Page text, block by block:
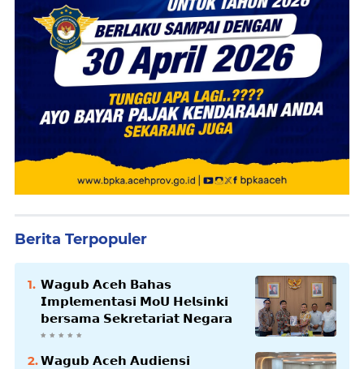
Berita Terpopuler
𝗪𝗮𝗴𝘂𝗯 𝗔𝗰𝗲𝗵 𝗕𝗮𝗵𝗮𝘀
𝗜𝗺𝗽𝗹𝗲𝗺𝗲𝗻𝘁𝗮𝘀𝗶 𝗠𝗼𝗨 𝗛𝗲𝗹𝘀𝗶𝗻𝗸𝗶
𝗯𝗲𝗿𝘀𝗮𝗺𝗮 𝗦𝗲𝗸𝗿𝗲𝘁𝗮𝗿𝗶𝗮𝘁 𝗡𝗲𝗴𝗮𝗿𝗮
𝗪𝗮𝗴𝘂𝗯 𝗔𝗰𝗲𝗵 𝗔𝘂𝗱𝗶𝗲𝗻𝘀𝗶